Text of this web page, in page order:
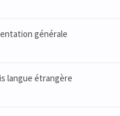
générale
langue étrangère